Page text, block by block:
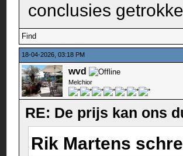
conclusies
Find
18-04-2026, 03:18 PM
wvd
Melchior
RE: De prijs kan ons
Rik Martens